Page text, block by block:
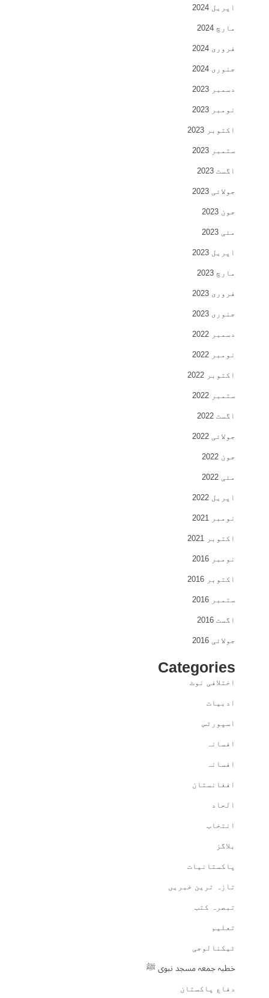
اپریل 2024
مارچ 2024
فروری 2024
جنوری 2024
دسمبر 2023
نومبر 2023
اکتوبر 2023
ستمبر 2023
اگست 2023
جولائی 2023
جون 2023
مئی 2023
اپریل 2023
مارچ 2023
فروری 2023
جنوری 2023
دسمبر 2022
نومبر 2022
اکتوبر 2022
ستمبر 2022
اگست 2022
جولائی 2022
جون 2022
مئی 2022
اپریل 2022
نومبر 2021
اکتوبر 2021
نومبر 2016
اکتوبر 2016
ستمبر 2016
اگست 2016
جولائی 2016
Categories
اختلافی نوٹ
ادبیات
اسپورٹس
افسانہ
افسانہ
افغانستان
الحاد
انتخاب
بلاگز
پاکستانیات
تازہ ترین خبریں
تبصرہ کتب
تعلیم
ٹیکنالوجی
خطبہ جمعہ مسجد نبوی ﷺ
دفاع پاکستان